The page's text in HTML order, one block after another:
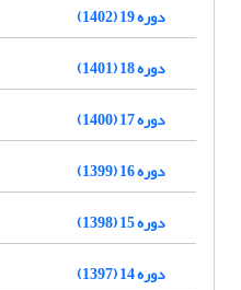
دوره 19 (1402)
دوره 18 (1401)
دوره 17 (1400)
دوره 16 (1399)
دوره 15 (1398)
دوره 14 (1397)